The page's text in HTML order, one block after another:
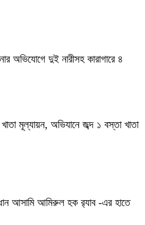
অভিযোগে দুই নারীসহ কারাগারে ৪
মূল্যায়ন, অভিযানে জব্দ ১ বস্তা খাতা
আসামি আমিরুল হক র‌্যাব -এর হাতে